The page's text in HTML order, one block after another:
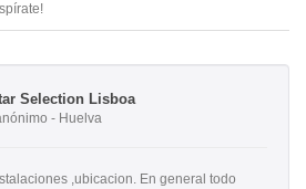
Selection Lisboa
- Huelva
,ubicacion. En general todo